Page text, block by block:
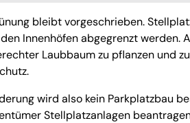
bleibt vorgeschrieben.
Innenhöfen abgegrenzt
Laubbaum zu pflanzen und
wird also kein Parkplatzbau
Stellplatzanlagen